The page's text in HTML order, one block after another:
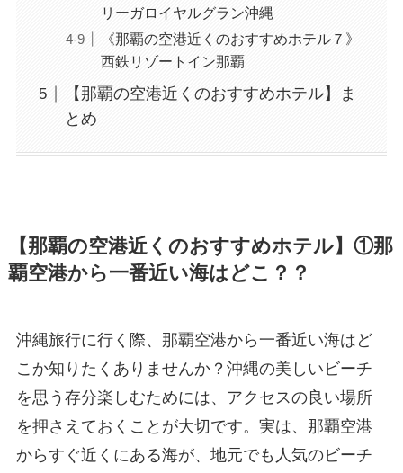
リーガロイヤルグラン沖縄
《那覇の空港近くのおすすめホテル７》
西鉄リゾートイン那覇
【那覇の空港近くのおすすめホテル】ま
とめ
【那覇の空港近くのおすすめホテル】①那
覇空港から一番近い海はどこ？？
沖縄旅行に行く際、那覇空港から一番近い海はど
こか知りたくありませんか？沖縄の美しいビーチ
を思う存分楽しむためには、アクセスの良い場所
を押さえておくことが大切です。実は、那覇空港
からすぐ近くにある海が、地元でも人気のビーチ